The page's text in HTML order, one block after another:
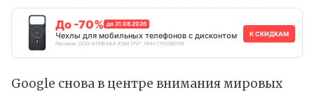
До -70% до 31.08.2026
Чехлы для мобильных телефонов с дисконтом
Реклама. ООО "АЛИБАБА.КОМ (РУ)", ИНН 7703380158
К СКИДКАМ
Google снова в центре внимания мировых